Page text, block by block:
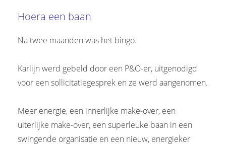
Hoera een baan
Na twee maanden was het bingo.
Karlijn werd gebeld door een P&O-er, uitgenodigd
voor een sollicitatiegesprek en ze werd aangenomen.
Meer energie, een innerlijke make-over, een
uiterlijke make-over, een superleuke baan in een
swingende organisatie en een nieuw, energieker